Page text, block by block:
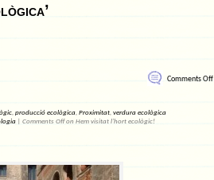
Comments Off
producció ecològica Proximitat verdura ecològica
| Comments Offon Hem visitat l’hort ecològic!